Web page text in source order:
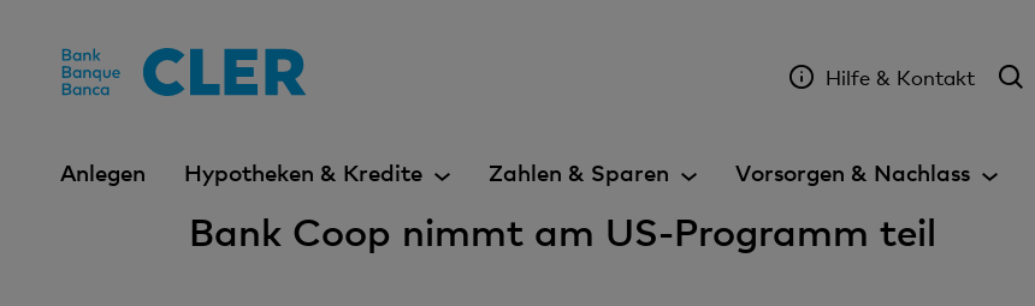
Hilfe & Kontakt
Anlegen Hypotheken & Kredite Zahlen & Sparen Vorsorgen & Nachlass
Bank Coop nimmt am US-Programm teil